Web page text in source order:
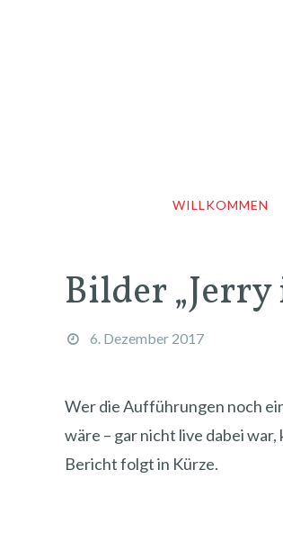
WILLKOMMEN
Bilder
6. Dezember 2017
Wer die Aufführungen noch
wäre – gar nicht live dabei war,
Bericht folgt in Kürze.